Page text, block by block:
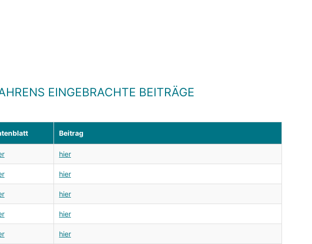
EINGEBRACHTE BEITRÄGE
Beitrag
hier
hier
hier
hier
hier